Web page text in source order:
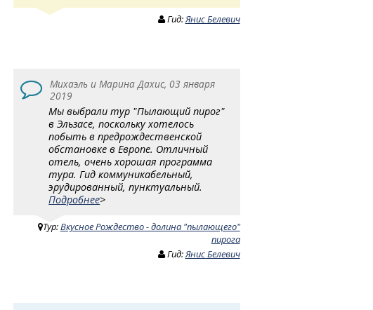
Гид:Янис Белевич
Михаэль и Марина Дахис, 03 января
2019
Мы выбрали тур "Пылающий пирог"
в Эльзасе, поскольку хотелось
побыть в предрождественской
обстановке в Европе. Отличный
отель, очень хорошая программа
тура. Гид коммуникабельный,
эрудированный, пунктуальный.
Подробнее>
Тур:Вкусное Рождество - долина "пылающего"
пирога
Гид:Янис Белевич